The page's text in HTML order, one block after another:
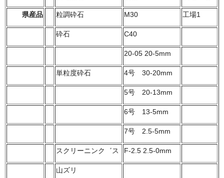
県産品 粒調砕石 M30 工場1
砕石 C40
20-05 20-5mm
単粒度砕石 4号 30-20mm
5号 20-13mm
6号 13-5mm
7号 2.5-5mm
スクリーニンク゛ス F-2.5 2.5-0mm
山ズリ